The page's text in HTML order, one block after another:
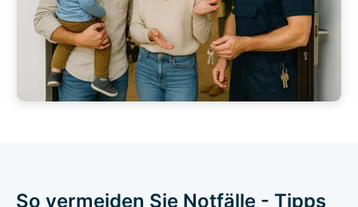
So vermeiden Sie Notfälle - Tipps